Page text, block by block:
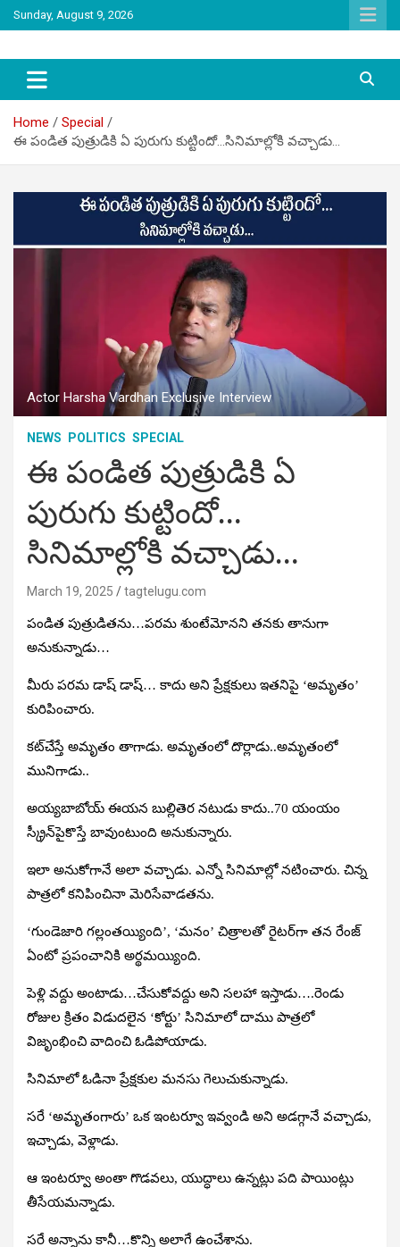
Skip
to
Sunday, August 9, 2026
Tag Telugu
Home
Special
ఈ పండిత పుత్రుడికి ఏ పురుగు కుట్టిందో…సినిమాల్లోకి వచ్చాడు…
Actor Harsha Vardhan Exclusive Interview
NEWS POLITICS SPECIAL
ఈ పండిత పుత్రుడికి ఏ
పురుగు కుట్టిందో…
సినిమాల్లోకి వచ్చాడు…
March 19, 2025 tagtelugu.com
పండిత పుత్రుడితను…పరమ శుంటేమోనని తనకు తానుగా
అనుకున్నాడు…
మీరు పరమ డాష్‌ డాష్‌… కాదు అని ప్రేక్షకులు ఇతనిపై ‘అమృతం’
కురిపించారు.
కట్‌చేస్తే అమృతం తాగాడు. అమృతంలో దొర్లాడు..అమృతంలో
మునిగాడు..
అయ్యబాబోయ్‌ ఈయన బుల్లితెర నటుడు కాదు..70 యంయం
స్క్రీన్‌పైకొస్తే బావుంటుంది అనుకున్నారు.
ఇలా అనుకోగానే అలా వచ్చాడు. ఎన్నో సినిమాల్లో నటించారు. చిన్న
పాత్రలో కనిపించినా మెరిసేవాడతను.
‘గుండెజారి గల్లంతయ్యింది’, ‘మనం’ చిత్రాలతో రైటర్‌గా తన రేంజ్‌
ఏంటో ప్రపంచానికి అర్థమయ్యింది.
పెళ్లి వద్దు అంటాడు…చేసుకోవద్దు అని సలహా ఇస్తాడు….రెండు
రోజుల క్రితం విడుదలైన ‘కోర్టు’ సినిమాలో దాము పాత్రలో
విజృంభించి వాదించి ఓడిపోయాడు.
సినిమాలో ఓడినా ప్రేక్షకుల మనసు గెలుచుకున్నాడు.
సరే ‘అమృతంగారు’ ఒక ఇంటర్వూ ఇవ్వండి అని అడగ్గానే వచ్చాడు,
ఇచ్చాడు, వెళ్లాడు.
ఆ ఇంటర్వూ అంతా గొడవలు, యుద్ధాలు ఉన్నట్లు పది పాయింట్లు
తీసేయమన్నాడు.
సరే అన్నాను కానీ…కొన్ని అలాగే ఉంచేశాను.